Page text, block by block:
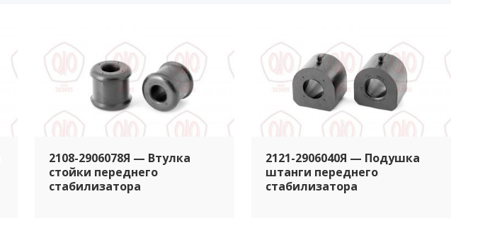
2108-2906078Я — Втулка
стойки переднего
стабилизатора
2121-2906040Я — Подушка
штанги переднего
стабилизатора